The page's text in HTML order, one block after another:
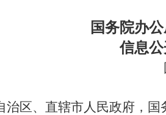
国务院办
信息
治区、直辖市人民政府，